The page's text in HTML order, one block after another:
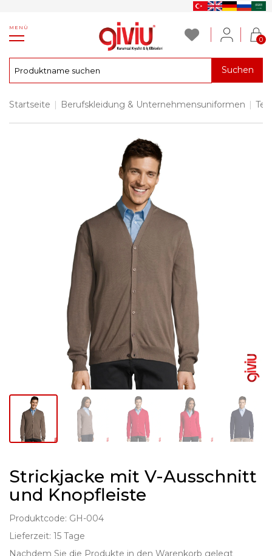
MENÜ
0
Suchen
Startseite | Berufskleidung & Unternehmensuniformen |
Strickjacke mit V-Ausschnitt
und Knopfleiste
Produktcode: GH-004
Lieferzeit: 15 Tage
Nachdem Sie die Produkte in den Warenkorb gelegt